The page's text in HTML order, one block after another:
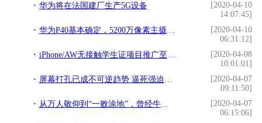
华为将在法国建厂生产5G设备
[2020-04-10
14:07:45]
华为P40基本确定，5200万像素主摄+120Hz屏+40W快充，搭载HMS服务
[2020-04-10
06:31:12]
iPhone/AW无接触学生证项目推广至圣克拉拉大学
[2020-04-08
10:01:01]
屏幕打孔已成不可逆趋势 逼死强迫症还有几分？
[2020-04-07
09:11:50]
从万人敬仰到“一败涂地”，曾经牛气的80后，好一招“回马枪”
[2020-04-07
06:15:06]